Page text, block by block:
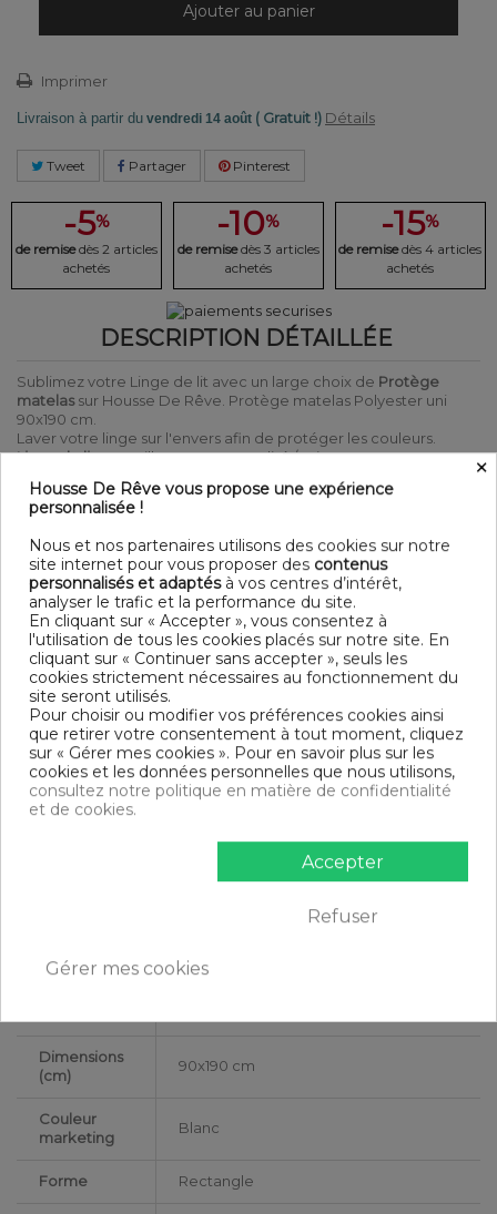
Ajouter au panier
Imprimer
Livraison à partir du vendredi 14 août ( Gratuit !) Détails
Tweet Partager Pinterest
-5%
de remise dès 2 articles
achetés
-10%
de remise dès 3 articles
achetés
-15%
de remise dès 4 articles
achetés
DESCRIPTION DÉTAILLÉE
Sublimez votre Linge de lit avec un large choix de Protège
matelassur Housse De Rêve. Protège matelas Polyester uni
90x190 cm.
Laver votre linge sur l'envers afin de protéger les couleurs.
Linge de litau meilleur rapport qualité / prix
100% polyester - structure matelassée et imperméable -
Hauteur de bonnet 35 cm - Lavage à 60°C - Pas de javel -
Contenu
1 Protège matelas 100% Polyester 90x190 cm
DESCRIPTIF TECHNIQUE
Certification
Longueur 190
Matériaux Polyester
Dimensions
(cm)
90x190 cm
Couleur
marketing
Blanc
Forme Rectangle
×
Housse De Rêve vous propose une expérience
personnalisée !
Nous et nos partenaires utilisons des cookies sur notre
site internet pour vous proposer des contenus
personnalisés et adaptésà vos centres d’intérêt,
analyser le trafic et la performance du site.
En cliquant sur « Accepter », vous consentez à
l'utilisation de tous les cookies placés sur notre site. En
cliquant sur « Continuer sans accepter », seuls les
cookies strictement nécessaires au fonctionnement du
site seront utilisés.
Pour choisir ou modifier vos préférences cookies ainsi
que retirer votre consentement à tout moment, cliquez
sur « Gérer mes cookies ». Pour en savoir plus sur les
cookies et les données personnelles que nous utilisons,
consultez notre politique en matière de confidentialité
et de cookies.
Accepter
Refuser
Gérer mes cookies